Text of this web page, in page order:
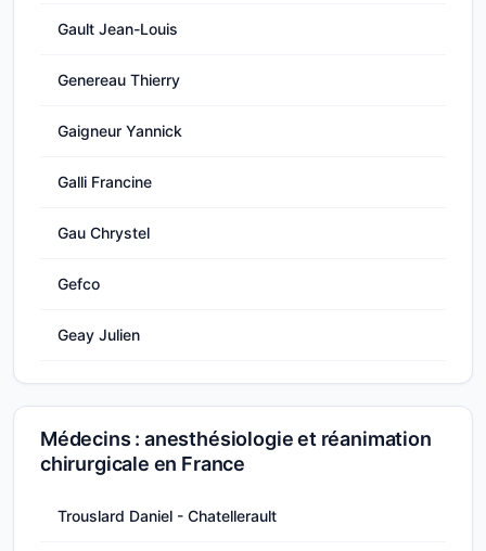
Gault Jean-Louis
Genereau Thierry
Gaigneur Yannick
Galli Francine
Gau Chrystel
Gefco
Geay Julien
Médecins : anesthésiologie et réanimation
chirurgicale en France
Trouslard Daniel - Chatellerault